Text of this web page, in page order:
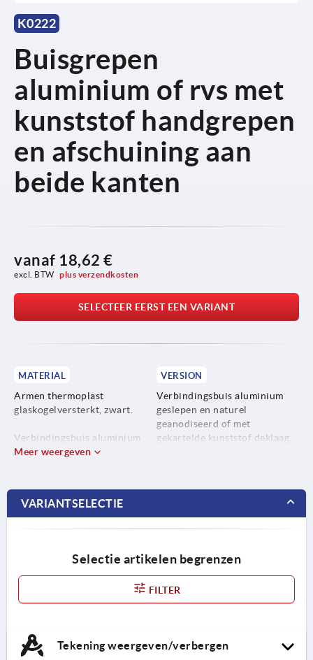
K0222
Buisgrepen
aluminium of rvs met
kunststof handgrepen
en afschuining aan
beide kanten
vanaf 18,62 €
excl. BTW plus verzendkosten
SELECTEER EERST EEN VARIANT
MATERIAL
Armen thermoplast
glaskogelversterkt, zwart.
Verbindingsbuis aluminium
EN AW-6060 of rvs 1.4301.
VERSION
Verbindingsbuis aluminium
geslepen en naturel
geanodiseerd of met
gekartelde kunststof deklaag.
Meer weergeven
VARIANTSELECTIE
Selectie artikelen begrenzen
FILTER
Tekening weergeven/verbergen